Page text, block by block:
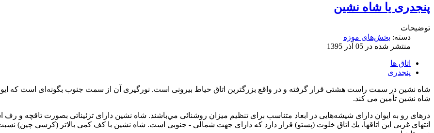
پنجدری يا شاه نشين
توضیحات
دسته: بخش‌های موزه
منتشر شده در 05 آذر 1395
اتاق ها
پنجدری
شاه نشين در سمت راست هشتی قرار گرفته و در واقع بزرگترين اتاق حياط بيرونی است. نورگيری آن از سمت جنوب بگونه‌ای است كه
شاه نشين تأمين می كند.
درهای رو به ايوان دارای شيشه‌هايی در ابعاد متناسب برای تنظيم ميزان روشنائی مي‌باشند. شاه نشين دارای تزئيناتی بصورت تاقچه و
انتهای غربی اين اتاقها، يك اتاق خلوت (پستو) قرار دارد كه دارای جهت شمالی - جنوبی است. شاه نشين با كف كمی بالاتر (كرسی چين) نسبت